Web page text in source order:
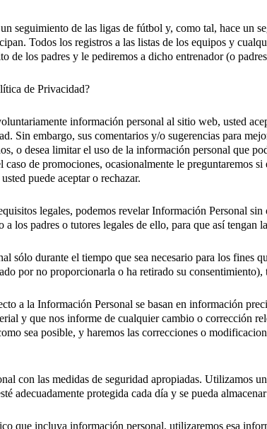
seguimiento de las ligas de fútbol y, como tal, hace un
Todos los registros a las listas de los equipos y
de los padres y le pediremos a dicho entrenador (o
de Privacidad?
información personal al sitio web, usted
Sin embargo, sus comentarios y/o sugerencias para
o desea limitar el uso de la información personal que
de promociones, ocasionalmente le preguntaremos
puede aceptar o rechazar.
legales, podemos revelar Información Personal
los padres o tutores legales de ello, para que así
sólo durante el tiempo que sea necesario para los fines
por no proporcionarla o ha retirado su
a la Información Personal se basan en información
y que nos informe de cualquier cambio o corrección
sea posible, y haremos las correcciones o
con las medidas de seguridad apropiadas. Utilizamos
adecuadamente protegida cada día y se pueda
que incluya información personal, utilizaremos esa